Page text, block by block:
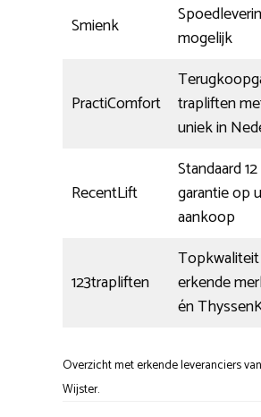
Smienk
mogelijk
PractiComfort
trapliften
uniek in
RecentLift
Standaard
garantie op
aankoop
123trapliften
erkende
én
Overzicht met erkende leveranciers
Wijster.